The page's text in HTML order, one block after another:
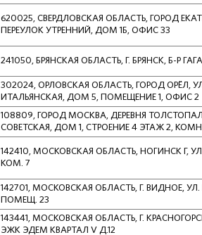
620025, СВЕРДЛОВСКАЯ ОБЛАСТЬ, ГОРОД
ПЕРЕУЛОК УТРЕННИЙ, ДОМ 1Б, ОФИС 33
241050, БРЯНСКАЯ ОБЛАСТЬ, Г. БРЯНСК, Б-Р
302024, ОРЛОВСКАЯ ОБЛАСТЬ, ГОРОД ОРЁЛ,
ИТАЛЬЯНСКАЯ, ДОМ 5, ПОМЕЩЕНИЕ 1, ОФИС 2
108809, ГОРОД МОСКВА, ДЕРЕВНЯ
СОВЕТСКАЯ, ДОМ 1, СТРОЕНИЕ 4 ЭТАЖ 2,
142410, МОСКОВСКАЯ ОБЛАСТЬ, НОГИНСК Г,
КОМ. 7
142701, МОСКОВСКАЯ ОБЛАСТЬ, Г. ВИДНОЕ, УЛ.
ПОМЕЩ. 23
143441, МОСКОВСКАЯ ОБЛАСТЬ, Г.
ЭЖК ЭДЕМ КВАРТАЛ V Д.12